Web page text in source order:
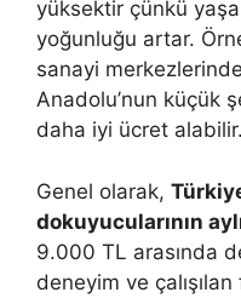
yüksektir çünkü
yoğunluğu artar.
sanayi
Anadolu’nun küçük
daha iyi ücret alabilir.
Genel olarak,
dokuyucularının
9.000 TL arasında
deneyim ve